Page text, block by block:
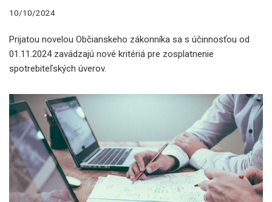
10/10/2024
Prijatou novelou Občianskeho zákonníka sa s účinnosťou od
01.11.2024 zavádzajú nové kritériá pre zosplatnenie
spotrebiteľských úverov.